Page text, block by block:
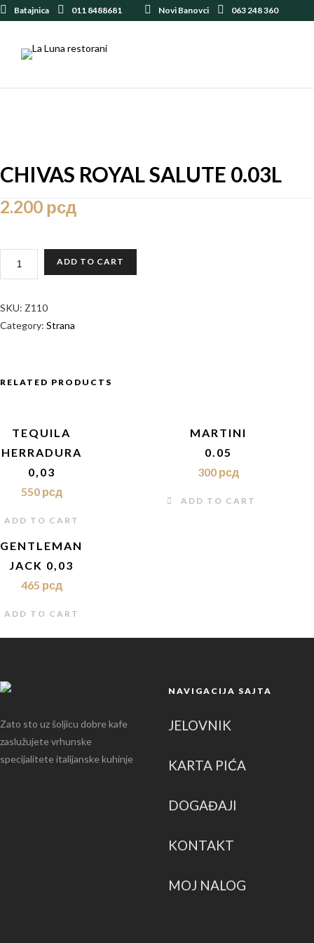
Batajnica 011 8488681 Novi Banovci 063 248 360
CHIVAS ROYAL SALUTE 0.03L
2.200 рсд
0.03L
QUANTITY
ADD TO CART
SKU: Z110
Category: Strana
RELATED PRODUCTS
TEQUILA
HERRADURA
0,03
550 рсд
ADD TO CART
MARTINI
0.05
300 рсд
ADD TO CART
GENTLEMAN
JACK 0,03
465 рсд
ADD TO CART
Zato sto uz šoljicu dobre kafe
zaslužujete vrhunske
specijalitete italijanske kuhinje
NAVIGACIJA SAJTA
JELOVNIK
KARTA PIĆA
DOGAĐAJI
KONTAKT
MOJ NALOG